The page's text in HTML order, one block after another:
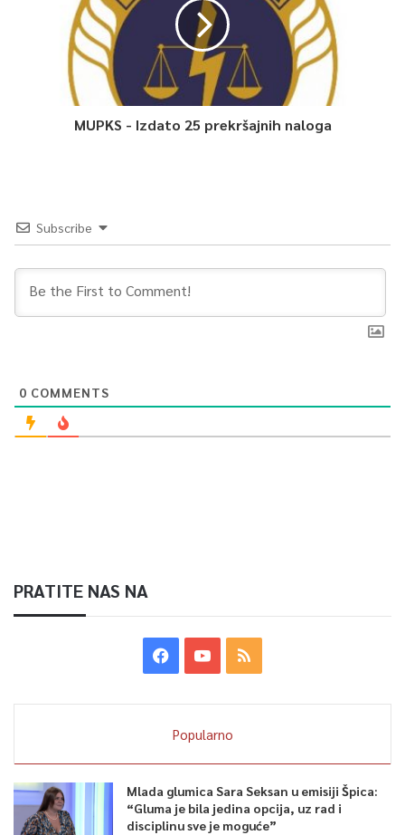
MUPKS - Izdato 25 prekršajnih naloga
Subscribe
0 COMMENTS
PRATITE NAS NA
Popularno
Mlada glumica Sara Seksan u emisiji Špica:
“Gluma je bila jedina opcija, uz rad i
disciplinu sve je moguće”